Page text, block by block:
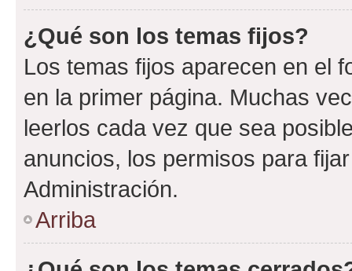
¿Qué son los temas fijos?
Los temas fijos aparecen en el
en la primer página. Muchas
leerlos cada vez que sea
anuncios, los permisos para
Administración.
Arriba